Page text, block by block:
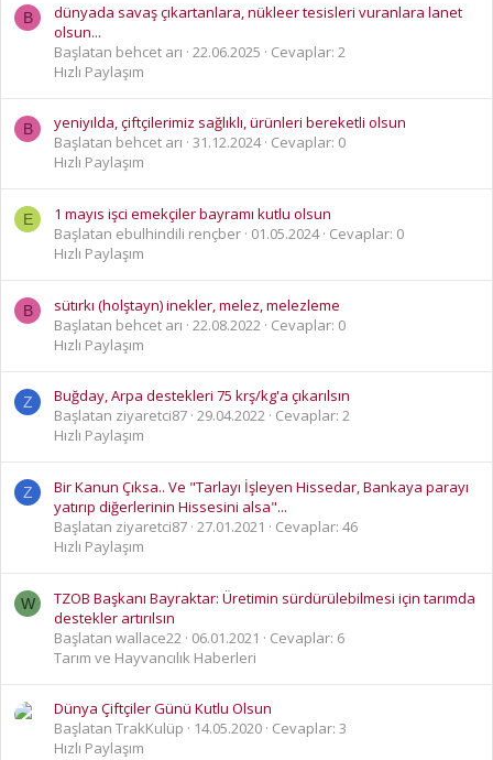
B
dünyada savaş çıkartanlara, nükleer tesisleri vuranlara lanet
olsun...
Başlatan behcet arı 22.06.2025
Cevaplar: 2
Hızlı Paylaşım
B
yeniyılda, çiftçilerimiz sağlıklı, ürünleri bereketli olsun
Başlatan behcet arı 31.12.2024 Cevaplar: 0
Hızlı Paylaşım
E
1 mayıs işci emekçiler bayramı kutlu olsun
Başlatan ebulhindili rençber 01.05.2024 Cevaplar: 0
Hızlı Paylaşım
B
sütırkı (holştayn) inekler, melez, melezleme
Başlatan behcet arı 22.08.2022 Cevaplar: 0
Hızlı Paylaşım
Z
Buğday, Arpa destekleri 75 krş/kg'a çıkarılsın
Başlatan ziyaretci87 29.04.2022 Cevaplar: 2
Hızlı Paylaşım
Z
Bir Kanun Çıksa.. Ve "Tarlayı İşleyen Hissedar, Bankaya parayı
yatırıp diğerlerinin Hissesini alsa"...
Başlatan ziyaretci87 27.01.2021
Cevaplar: 46
Hızlı Paylaşım
W
TZOB Başkanı Bayraktar: Üretimin sürdürülebilmesi için tarımda
destekler artırılsın
Başlatan wallace22 06.01.2021
Cevaplar: 6
Tarım ve Hayvancılık Haberleri
Dünya Çiftçiler Günü Kutlu Olsun
Başlatan TrakKulüp
14.05.2020 Cevaplar: 3
Hızlı Paylaşım